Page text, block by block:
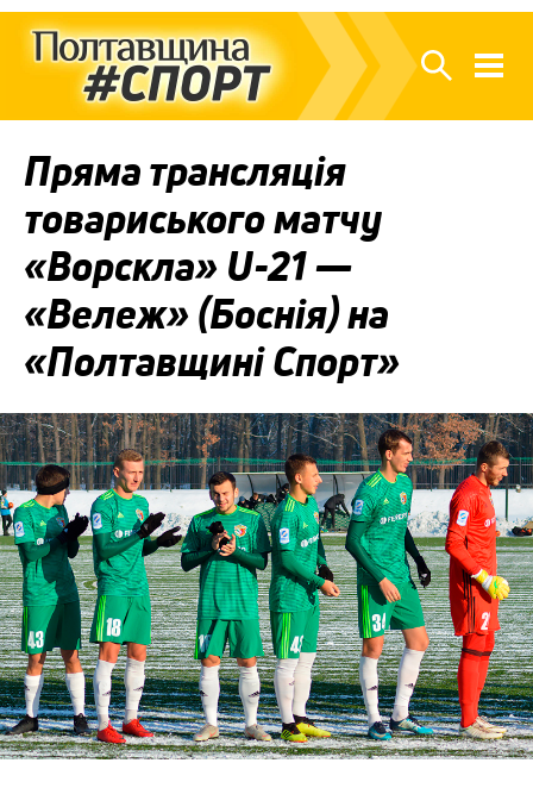
Пряма трансляція
товариського матчу
«Ворскла» U-21 —
«Вележ» (Боснія) на
«Полтавщині Спорт»